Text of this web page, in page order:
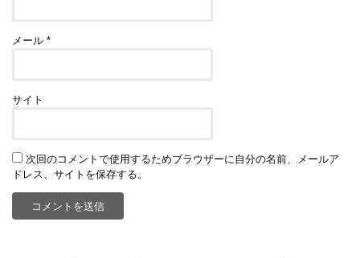
メール*
サイト
次回のコメントで使用するためブラウザーに自分の名前、メールア
ドレス、サイトを保存する。